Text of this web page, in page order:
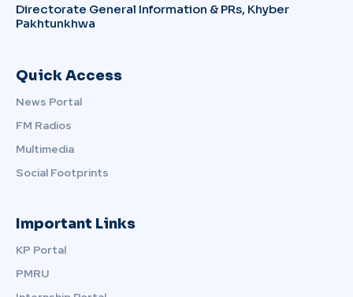
Directorate General Information & PRs, Khyber
Pakhtunkhwa
Quick Access
News Portal
FM Radios
Multimedia
Social Footprints
Important Links
KP Portal
PMRU